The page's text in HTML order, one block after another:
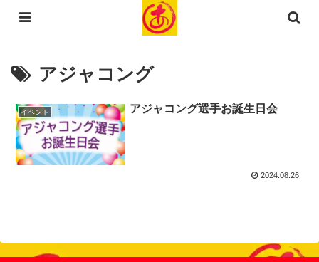
コンテンツへスキップ
アジャコング
イベント アジャコング選手お誕生日会
2024.08.26